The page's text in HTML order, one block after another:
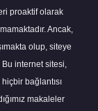
proaktif olarak
Ancak,
olup, siteye
internet sitesi,
bağlantısı
makaleler